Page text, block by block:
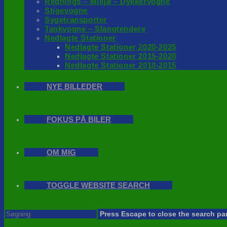
Stigevogne
Sygetransporter
Tankvogne – Slangtendere
Nedlagte Stationer
Nedlagte Stationer 2020-2025
Nedlagte Stationer 2015-2020
Nedlagte Stationer 2010-2015
NYE BILLEDER
FOKUS PÅ BILER
OM MIG
TOGGLE WEBSITE SEARCH
Press Escape to close the search